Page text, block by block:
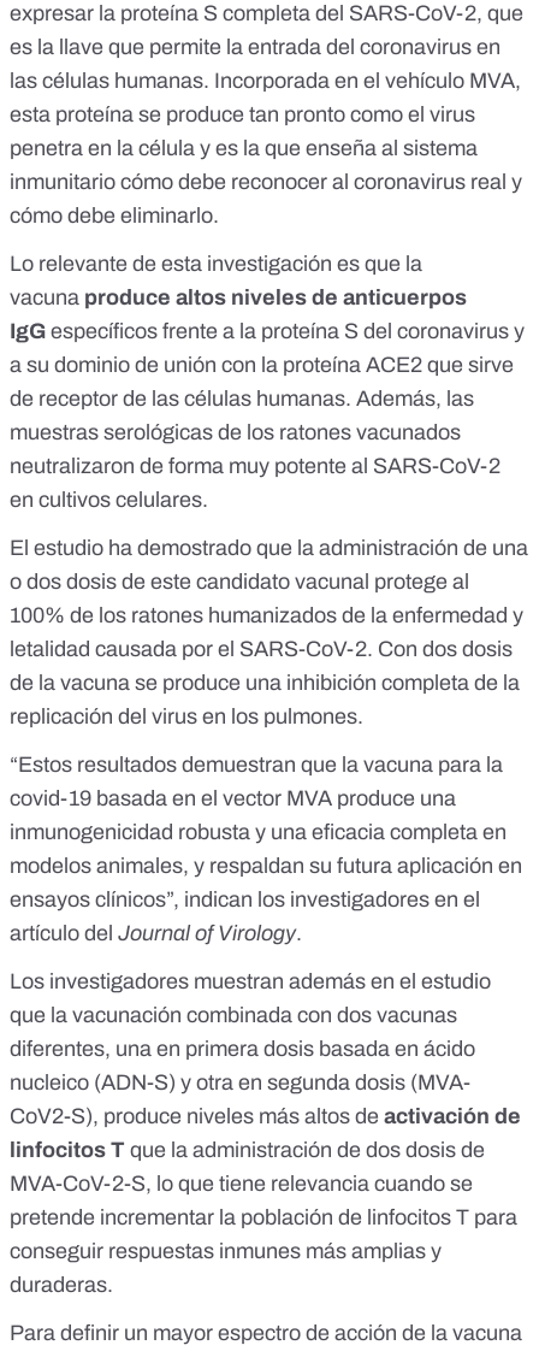
expresar la proteína S completa del SARS-CoV-2, que
es la llave que permite la entrada del coronavirus en
las células humanas. Incorporada en el vehículo MVA,
esta proteína se produce tan pronto como el virus
penetra en la célula y es la que enseña al sistema
inmunitario cómo debe reconocer al coronavirus real y
cómo debe eliminarlo.
Lo relevante de esta investigación es que la
vacuna produce altos niveles de anticuerpos
IgG específicos frente a la proteína S del coronavirus y
a su dominio de unión con la proteína ACE2 que sirve
de receptor de las células humanas. Además, las
muestras serológicas de los ratones vacunados
neutralizaron de forma muy potente al SARS-CoV-2
en cultivos celulares.
El estudio ha demostrado que la administración de una
o dos dosis de este candidato vacunal protege al
100% de los ratones humanizados de la enfermedad y
letalidad causada por el SARS-CoV-2. Con dos dosis
de la vacuna se produce una inhibición completa de la
replicación del virus en los pulmones.
“Estos resultados demuestran que la vacuna para la
covid-19 basada en el vector MVA produce una
inmunogenicidad robusta y una eficacia completa en
modelos animales, y respaldan su futura aplicación en
ensayos clínicos”, indican los investigadores en el
artículo del Journal of Virology.
Los investigadores muestran además en el estudio
que la vacunación combinada con dos vacunas
diferentes, una en primera dosis basada en ácido
nucleico (ADN-S) y otra en segunda dosis (MVA-
CoV2-S), produce niveles más altos de activación de
linfocitos T que la administración de dos dosis de
MVA-CoV-2-S, lo que tiene relevancia cuando se
pretende incrementar la población de linfocitos T para
conseguir respuestas inmunes más amplias y
duraderas.
Para definir un mayor espectro de acción de la vacuna